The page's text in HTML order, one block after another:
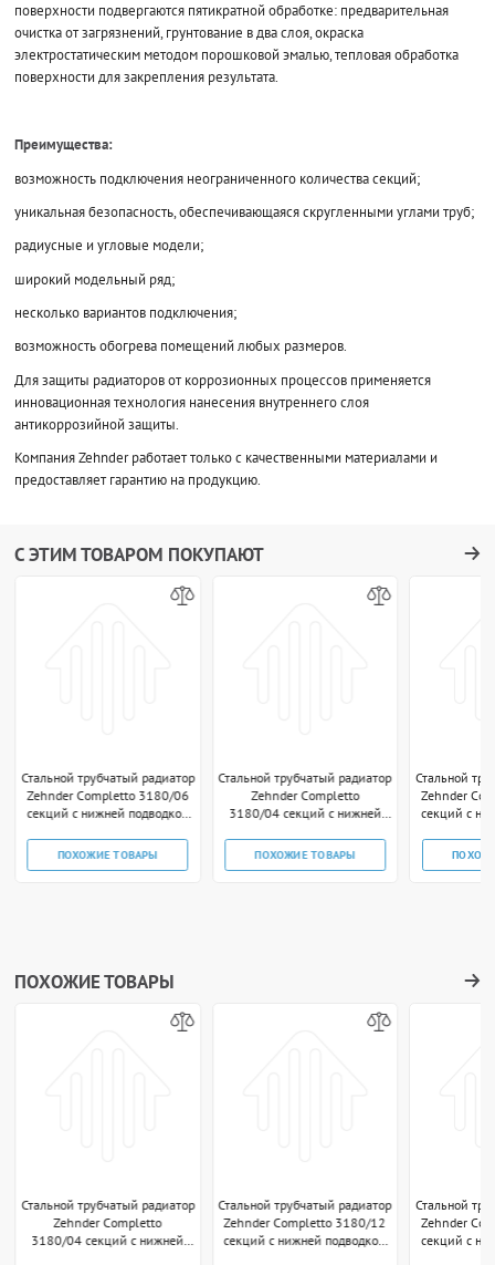
поверхности подвергаются пятикратной обработке: предварительная
очистка от загрязнений, грунтование в два слоя, окраска
электростатическим методом порошковой эмалью, тепловая обработка
поверхности для закрепления результата.
Преимущества:
возможность подключения неограниченного количества секций;
уникальная безопасность, обеспечивающаяся скругленными углами труб;
радиусные и угловые модели;
широкий модельный ряд;
несколько вариантов подключения;
возможность обогрева помещений любых размеров.
Для защиты радиаторов от коррозионных процессов применяется
инновационная технология нанесения внутреннего слоя
антикоррозийной защиты.
Компания Zehnder работает только с качественными материалами и
предоставляет гарантию на продукцию.
С ЭТИМ ТОВАРОМ ПОКУПАЮТ
Стальной трубчатый радиатор
Zehnder Completto 3180/06
секций с нижней подводкой
ПОХОЖИЕ ТОВАРЫ
Стальной трубчатый радиатор
Zehnder Completto
3180/04 секций с нижней
technoline
ПОХОЖИЕ ТОВАРЫ
Стальной
Zehnder
секций с
ПОХОЖИЕ ТОВАРЫ
Стальной трубчатый радиатор
Zehnder Completto
3180/04 секций с нижней
Стальной трубчатый радиатор
Zehnder Completto 3180/12
секций с нижней подводкой
Стальной
Zehnder
секций с